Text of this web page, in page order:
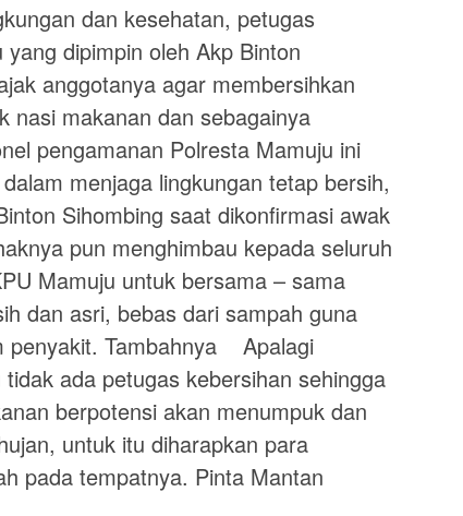
dan kesehatan, petugas
dipimpin oleh Akp Binton
anggotanya agar membersihkan
nasi makanan dan sebagainya
pengamanan Polresta Mamuju ini
menjaga lingkungan tetap bersih,
Sihombing saat dikonfirmasi awak
pun menghimbau kepada seluruh
Mamuju untuk bersama – sama
dan asri, bebas dari sampah guna
penyakit. Tambahnya Apalagi
ada petugas kebersihan sehingga
berpotensi akan menumpuk dan
untuk itu diharapkan para
pada tempatnya. Pinta Mantan